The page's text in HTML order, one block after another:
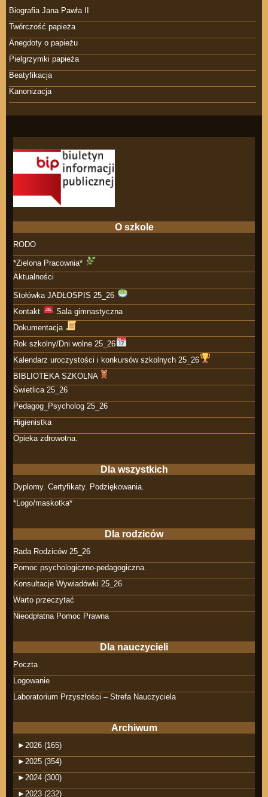
Biografia Jana Pawła II
Twórczość papieża
Anegdoty o papieżu
Pielgrzymki papieża
Beatyfikacja
Kanonizacja
O szkole
RODO
*Zielona Pracownia*
Aktualności
Stołówka JADŁOSPIS 25_26
Kontakt
Sala gimnastyczna
Dokumentacja
Rok szkolny/Dni wolne 25_26
Kalendarz uroczystości i konkursów szkolnych 25_26
BIBLIOTEKA SZKOLNA
Świetlica 25_26
Pedagog_Psycholog 25_26
Higienistka
Opieka zdrowotna.
Dla wszystkich
Dyplomy. Certyfikaty. Podziękowania.
*Logo/maskotka*
Dla rodziców
Rada Rodziców 25_26
Pomoc psychologiczno-pedagogiczna.
Konsultacje Wywiadówki 25_26
Warto przeczytać
Nieodpłatna Pomoc Prawna
Dla nauczycieli
Poczta
Logowanie
Laboratorium Przyszłości – Strefa Nauczyciela
Archiwum
► 2026 (165)
► 2025 (354)
► 2024 (300)
► 2023 (232)